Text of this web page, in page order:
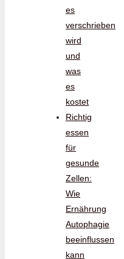
es
verschrieben
wird
und
was
es
kostet
Richtig
essen
für
gesunde
Zellen:
Wie
Ernährung
Autophagie
beeinflussen
kann